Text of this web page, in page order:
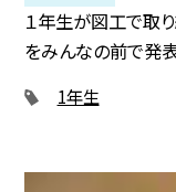
１年生が図工で取
をみんなの前で発表
1年生